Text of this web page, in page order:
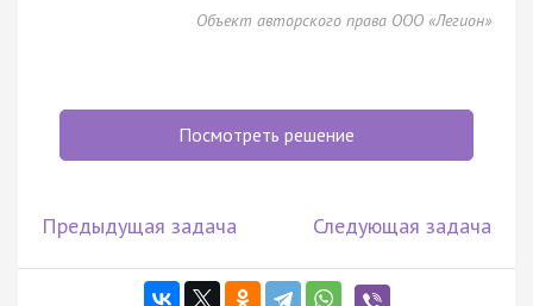
Объект авторского права ООО «Легион»
Посмотреть решение
Предыдущая задача Следующая задача